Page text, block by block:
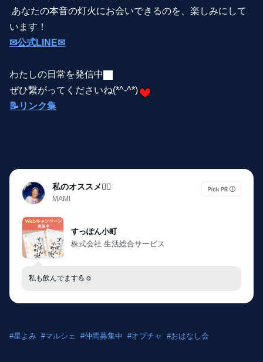
あなたの本音の灯火にお会いできるのを、楽しみにして
います！
✉公式LINE✉
わたしの日常を発信中
ぜひ繋がってくださいね(*^-^*)
📝リンク集
私のオススメ💁‍♀️
MAMI
すっぽん小町
株式会社 生活総合サービス
私も飲んでます💪☺️
#星よみ #マルシェ #仲間募集中 #オプチャ #おはなし会